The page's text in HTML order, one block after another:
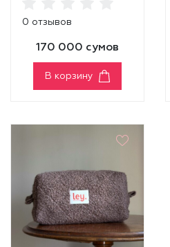
0 отзывов
170 000 сумов
В корзину